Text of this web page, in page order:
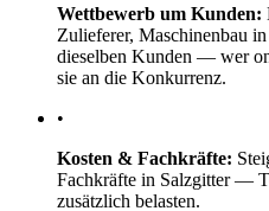
Wettbewerb um Kunden:
Zulieferer, Maschinenbau
dieselben Kunden — wer
sie an die Konkurrenz.
•
Kosten & Fachkräfte:
Fachkräfte in Salzgitter —
zusätzlich belasten.